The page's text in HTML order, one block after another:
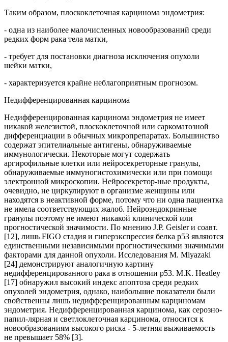
Таким образом, плоскоклеточная карцинома эндометрия:
- одна из наиболее малочисленных новообразований среди
редких форм рака тела матки,
- требует для постановки диагноза исключения опухоли
шейки матки,
- характеризуется крайне неблагоприятным прогнозом.
Недифференцированная карцинома
Недифференцированная карцинома эндометрия не имеет
никакой железистой, плоскоклеточной или саркоматозной
дифференциации в обычных микропрепаратах. Большинство
содержат эпителиальные антигены, обнаруживаемые
иммунологически. Некоторые могут содержать
аргирофильные клетки или нейросекреторные гранулы,
обнаруживаемые иммуногистохимически или при помощи
электронной микроскопии. Нейросекретор-ные продукты,
очевидно, не циркулируют в организме женщины или
находятся в неактивной форме, потому что ни одна пациентка
не имела соответствующих жалоб. Нейроэндокринные
гранулы поэтому не имеют никакой клинической или
прогностической значимости. По мнению J.P. Geisler и соавт.
[12], лишь FIGO стадия и гиперэкспрессия белка р53 являются
единственными независимыми прогностическими значимыми
факторами для данной опухоли. Исследования M. Miyazaki
[24] демонстрируют аналогичную картину
недифференцированного рака в отношении р53. M.K. Heatley
[17] обнаружил высокий индекс апоптоза среди редких
опухолей эндометрия, однако, наибольшие показатели были
свойственны лишь недифференцированным карциномам
эндометрия. Недифференцированная карцинома, как серозно-
папил-лярная и светлоклеточная карцинома, относится к
новообразованиям высокого риска - 5-летняя выживаемость
не превышает 58% [3].